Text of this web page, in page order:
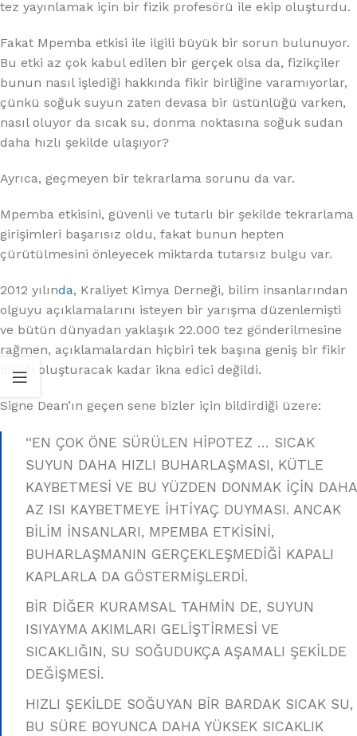
tez yayınlamak için bir fizik profesörü ile ekip oluşturdu.
Fakat Mpemba etkisi ile ilgili büyük bir sorun bulunuyor.
Bu etki az çok kabul edilen bir gerçek olsa da, fizikçiler
bunun nasıl işlediği hakkında fikir birliğine varamıyorlar,
çünkü soğuk suyun zaten devasa bir üstünlüğü varken,
nasıl oluyor da sıcak su, donma noktasına soğuk sudan
daha hızlı şekilde ulaşıyor?
Ayrıca, geçmeyen bir tekrarlama sorunu da var.
Mpemba etkisini, güvenli ve tutarlı bir şekilde tekrarlama
girişimleri başarısız oldu, fakat bunun hepten
çürütülmesini önleyecek miktarda tutarsız bulgu var.
2012 yılında, Kraliyet Kimya Derneği, bilim insanlarından
olguyu açıklamalarını isteyen bir yarışma düzenlemişti
ve bütün dünyadan yaklaşık 22.000 tez gönderilmesine
rağmen, açıklamalardan hiçbiri tek başına geniş bir fikir
birliği oluşturacak kadar ikna edici değildi.
Signe Dean’ın geçen sene bizler için bildirdiği üzere:
“EN ÇOK ÖNE SÜRÜLEN HİPOTEZ … SICAK
SUYUN DAHA HIZLI BUHARLAŞMASI, KÜTLE
KAYBETMESİ VE BU YÜZDEN DONMAK İÇİN DAHA
AZ ISI KAYBETMEYE İHTİYAÇ DUYMASI. ANCAK
BİLİM İNSANLARI, MPEMBA ETKİSİNİ,
BUHARLAŞMANIN GERÇEKLEŞMEDİĞİ KAPALI
KAPLARLA DA GÖSTERMİŞLERDİ.
BİR DİĞER KURAMSAL TAHMİN DE, SUYUN
ISIYAYMA AKIMLARI GELİŞTİRMESİ VE
SICAKLIĞIN, SU SOĞUDUKÇA AŞAMALI ŞEKİLDE
DEĞİŞMESİ.
HIZLI ŞEKİLDE SOĞUYAN BİR BARDAK SICAK SU,
BU SÜRE BOYUNCA DAHA YÜKSEK SICAKLIK